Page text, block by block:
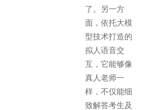
了。另一方
面，依托大模
型技术打造的
拟人语音交
互，它能够像
真人老师一
样，不仅能细
致解答考生及